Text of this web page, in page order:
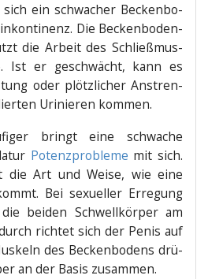
ein schwa­cher Becken­bo­
Die Becken­bo­den­
die Arbeit des Schließ­mus­
Ist er geschwächt, kann es
oder plötz­li­cher Anstren­
Uri­nie­ren kommen.
bringt eine schwa­che
Potenz­pro­ble­me mit sich.
die Art und Wei­se, wie eine
Bei sexu­el­ler Erre­gung
bei­den Schwell­kör­per am
rich­tet sich der Penis auf
des Becken­bo­dens drü­
an der Basis zusammen.